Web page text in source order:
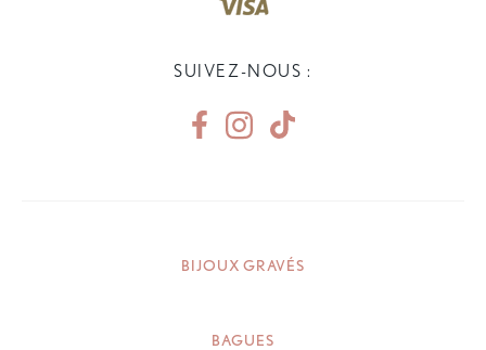
SUIVEZ-NOUS :
BIJOUX GRAVÉS
BAGUES